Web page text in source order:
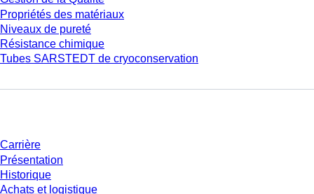
Propriétés des matériaux
Niveaux de pureté
Résistance chimique
Tubes SARSTEDT de cryoconservation
Carrière
Présentation
Historique
Achats et logistique